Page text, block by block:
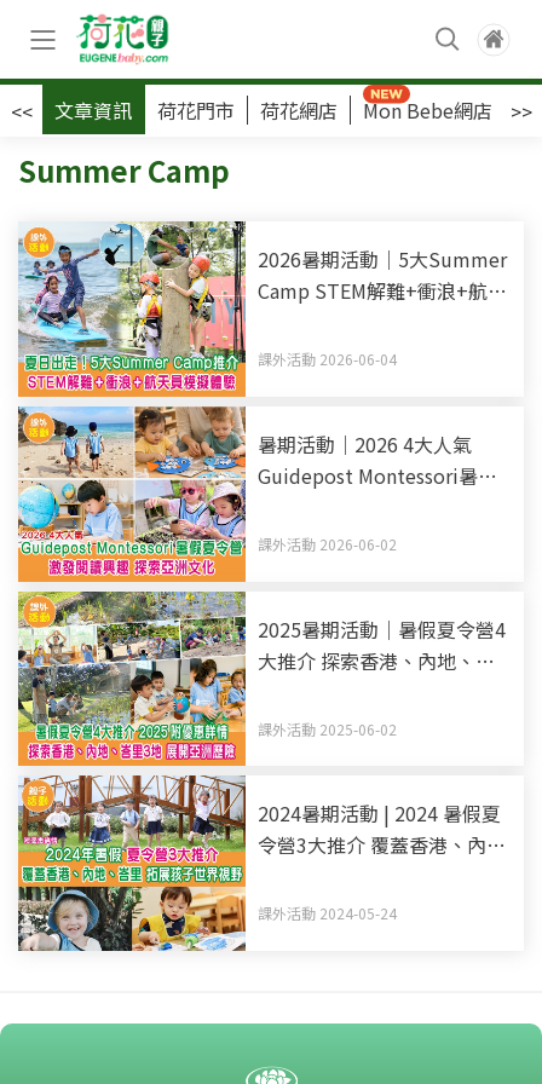
<< 文章資訊 荷花門市 荷花網店 Mon Bebe網店 >>
Summer Camp
2026暑期活動｜5大Summer
Camp STEM解難+衝浪+航天
課外活動 2026-06-04
暑期活動｜2026 4大人氣
Guidepost Montessori暑假
洲文化
課外活動 2026-06-02
2025暑期活動｜暑假夏令營4
大推介 探索香港、內地、峇
情
課外活動 2025-06-02
2024暑期活動 | 2024 暑假夏
令營3大推介 覆蓋香港、內
附優惠詳情
課外活動 2024-05-24